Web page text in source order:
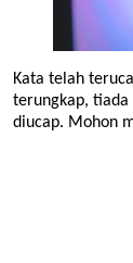
Kata telah
terungkap, tiada
diucap. Mohon